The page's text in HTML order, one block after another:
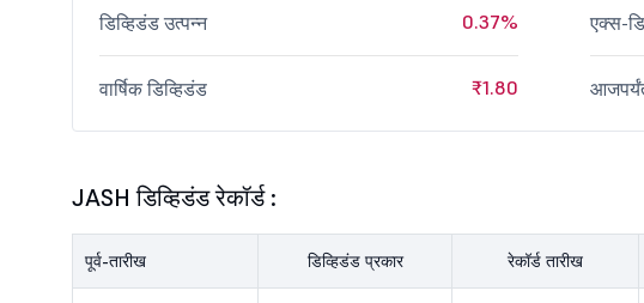
डिव्हिडंड उत्पन्न 0.37%
वार्षिक डिव्हिडंड ₹1.80
एक्स-
JASH डिव्हिडंड रेकॉर्ड :
पूर्व-तारीख डिव्हिडंड प्रकार रेकॉर्ड तारीख